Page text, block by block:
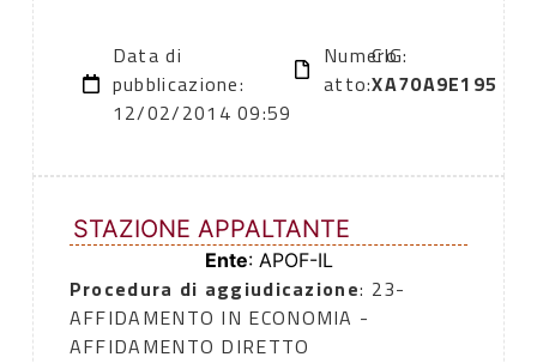
Data di
pubblicazione:
12/02/2014 09:59
Numero
atto:
CIG:
XA70A9E195
STAZIONE APPALTANTE
Ente: APOF-IL
Procedura di aggiudicazione: 23-
AFFIDAMENTO IN ECONOMIA -
AFFIDAMENTO DIRETTO